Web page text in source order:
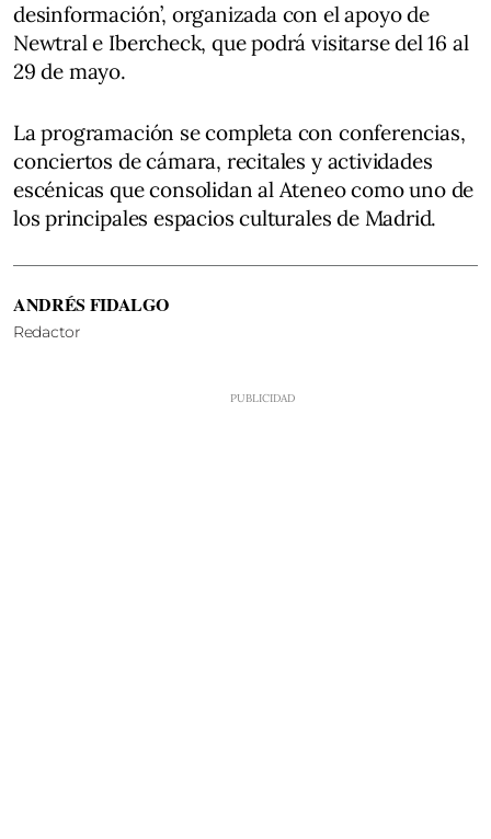
desinformación’, organizada con el apoyo de
Newtral e Ibercheck, que podrá visitarse del 16 al
29 de mayo.
La programación se completa con conferencias,
conciertos de cámara, recitales y actividades
escénicas que consolidan al Ateneo como uno de
los principales espacios culturales de Madrid.
ANDRÉS FIDALGO
Redactor